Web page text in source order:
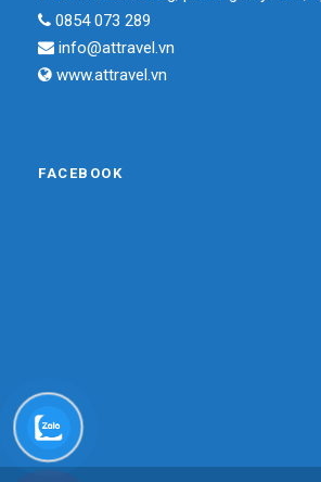
0854 073 289
info@attravel.vn
www.attravel.vn
FACEBOOK